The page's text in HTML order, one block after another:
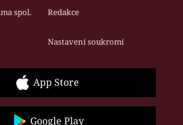
spol.
Redakce
Nastavení soukromí
App Store
Google Play